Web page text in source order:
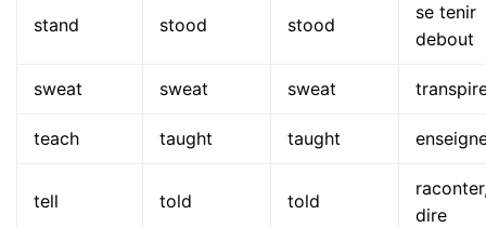
stand stood stood
se tenir
debout
sweat sweat sweat
teach taught taught
tell told told
dire